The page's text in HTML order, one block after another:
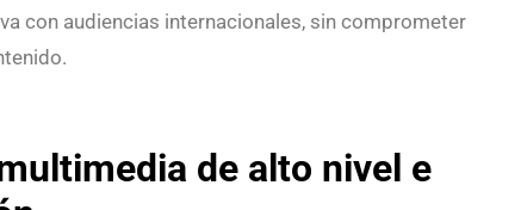
con audiencias internacionales, sin comprometer
de alto nivel e